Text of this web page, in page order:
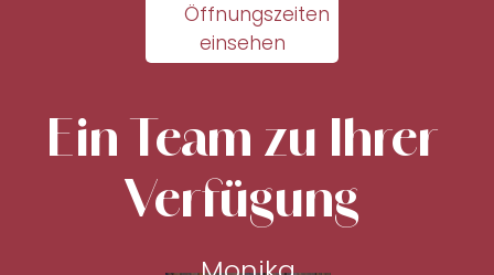
Öffnungszeiten
einsehen
Ein Team zu Ihrer
Verfügung